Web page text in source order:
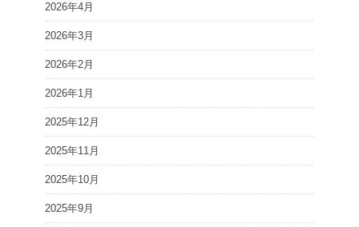
2026年4月
2026年3月
2026年2月
2026年1月
2025年12月
2025年11月
2025年10月
2025年9月